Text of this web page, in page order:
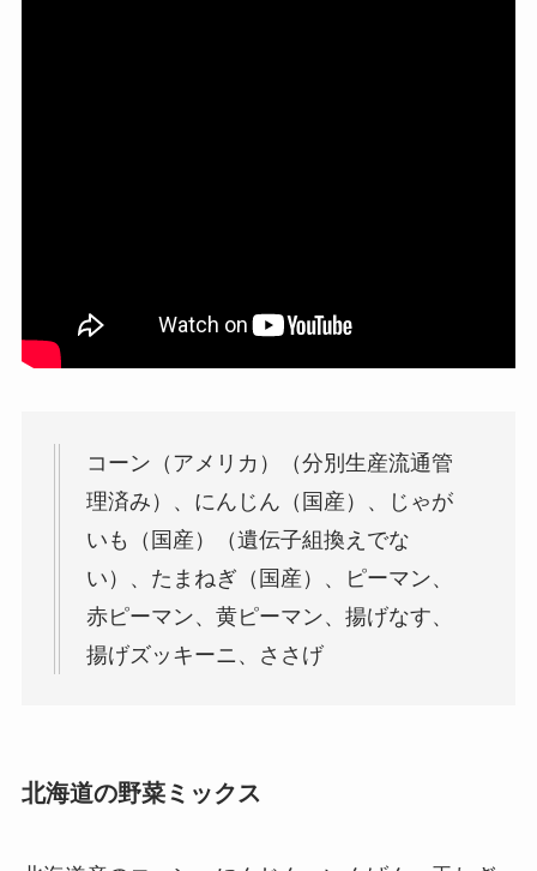
コーン（アメリカ）（分別生産流通管
理済み）、にんじん（国産）、じゃが
いも（国産）（遺伝子組換えでな
い）、たまねぎ（国産）、ピーマン、
赤ピーマン、黄ピーマン、揚げなす、
揚げズッキーニ、ささげ
北海道の野菜ミックス